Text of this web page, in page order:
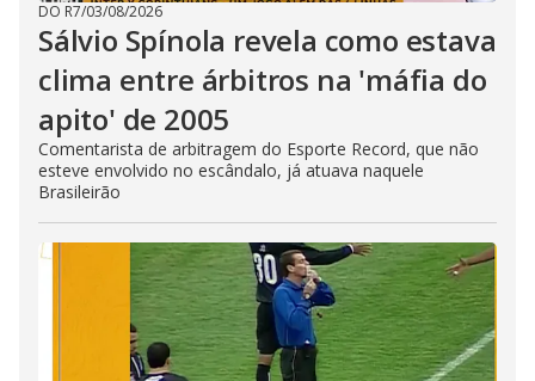
DO R7/03/08/2026
Sálvio Spínola revela como estava
clima entre árbitros na 'máfia do
apito' de 2005
Comentarista de arbitragem do Esporte Record, que não
esteve envolvido no escândalo, já atuava naquele
Brasileirão